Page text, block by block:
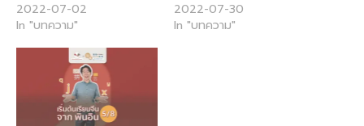
2022-07-02
In "บทความ"
2022-07-30
In "บทความ"